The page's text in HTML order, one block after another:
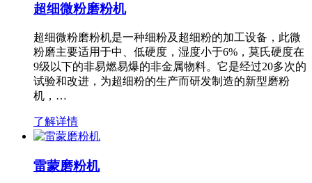
超细微粉磨粉机
超细微粉磨粉机是一种细粉及超细粉的加工设备，此微
粉磨主要适用于中、低硬度，湿度小于6%，莫氏硬度在
9级以下的非易燃易爆的非金属物料。它是经过20多次的
试验和改进，为超细粉的生产而研发制造的新型磨粉
机，…
了解详情
雷蒙磨粉机